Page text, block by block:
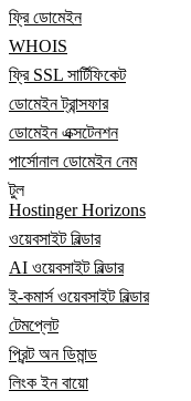
ফ্রি ডোমেইন
WHOIS
ফ্রি SSL সার্টিফিকেট
ডোমেইন ট্রান্সফার
ডোমেইন এক্সটেনশন
পার্সোনাল ডোমেইন নেম
টুল
Hostinger Horizons
ওয়েবসাইট বিল্ডার
AI ওয়েবসাইট বিল্ডার
ই-কমার্স ওয়েবসাইট বিল্ডার
টেমপ্লেট
প্রিন্ট অন ডিমান্ড
লিংক ইন বায়ো